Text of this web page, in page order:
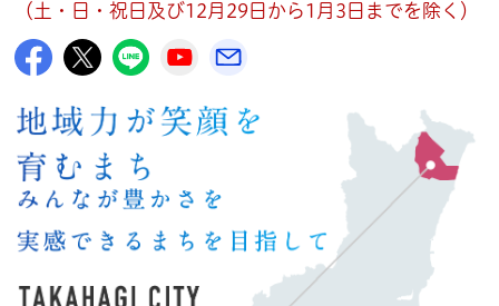
（土・日・祝日及び12月29日から1月3日までを除く）
高萩市公式Facebook
高萩市公式X
高萩市公式LINE
高萩市YouTube公式チャンネル